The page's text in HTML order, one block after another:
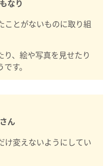
なり
ことがないものに取り組
、絵や写真を見せたり
す。
ん
け変えないようにしてい